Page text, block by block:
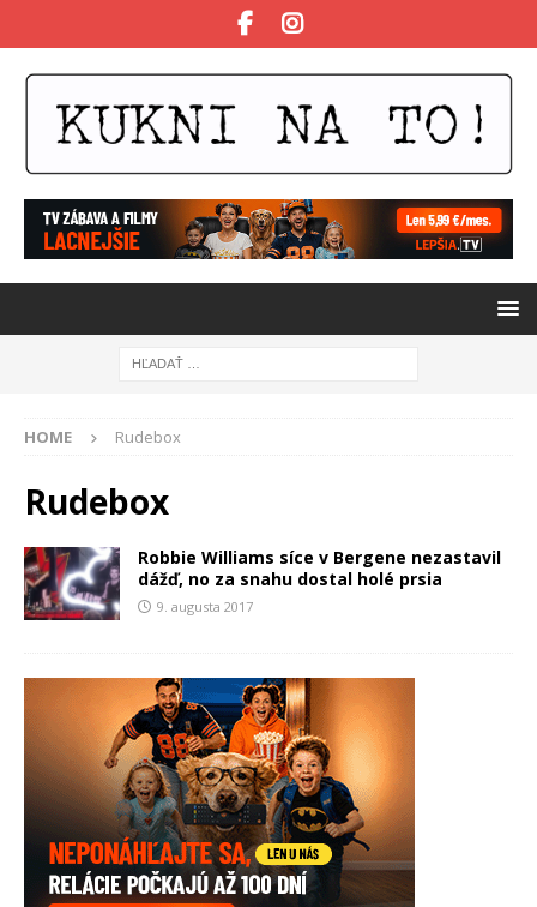
HOME Rudebox
Rudebox
Robbie Williams síce v Bergene nezastavil
dážď, no za snahu dostal holé prsia
9. augusta 2017